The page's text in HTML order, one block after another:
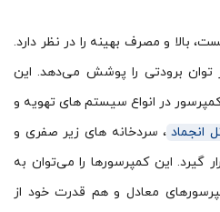
بالا و مصرف بهینه را در نظر دارد.
برودتی را پوشش می‌دهد. این
در انواع سیستم های تهویه و
انجماد ، سردخانه های زیر صفری و
گیرد. این کمپرسورها را می‌توان به
معادل و هم قدرت خود از